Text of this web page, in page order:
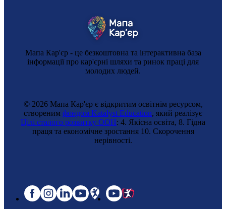
Мапа Кар'єр - це безкоштовна та інтерактивна база
інформації про кар'єрні шляхи та ринок праці для
молодих людей.
© 2026 Мапа Кар'єр є відкритим освітнім ресурсом,
створеним фондом Katalyst Education, який реалізує
Цілі сталого розвитку ООН: 4. Якісна освіта, 8. Гідна
праця та економічне зростання 10. Cкорочення
нерівності.